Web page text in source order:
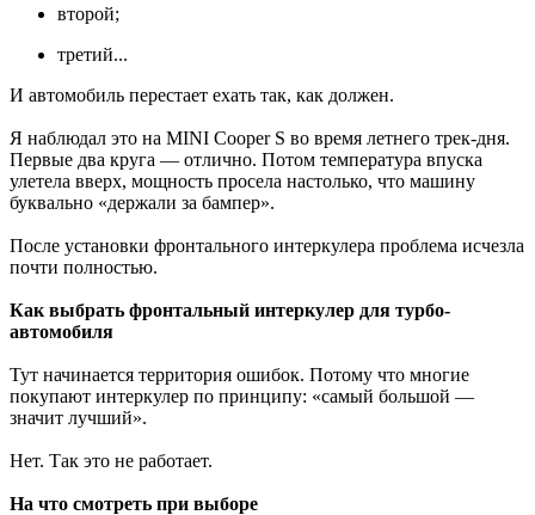
второй;
третий...
И автомобиль перестает ехать так, как должен.
Я наблюдал это на MINI Cooper S во время летнего трек-дня.
Первые два круга — отлично. Потом температура впуска
улетела вверх, мощность просела настолько, что машину
буквально «держали за бампер».
После установки фронтального интеркулера проблема исчезла
почти полностью.
Как выбрать фронтальный интеркулер для турбо-
автомобиля
Тут начинается территория ошибок. Потому что многие
покупают интеркулер по принципу: «самый большой —
значит лучший».
Нет. Так это не работает.
На что смотреть при выборе